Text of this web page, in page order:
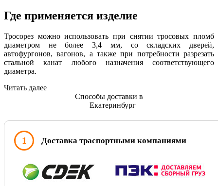
Где применяется изделие
Тросорез можно использовать при снятии тросовых пломб
диаметром не более 3,4 мм, со складских дверей,
автофургонов, вагонов, а также при потребности разрезать
стальной канат любого назначения соответствующего
диаметра.
Читать далее
Способы доставки в
Екатеринбург
1 Доставка траспортными компаниями